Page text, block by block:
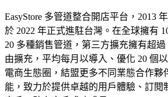
EasyStore 多管道整合開店平台，2013
於 2022 年正式進駐台灣。在全球擁有
20 多種銷售管道，第三方擴充擁有超過
由擴充，平均每月以導入、優化 20 個
電商生態圈，結盟更多不同業態合作夥
能，致力於提供卓越的用戶體驗、訂閱